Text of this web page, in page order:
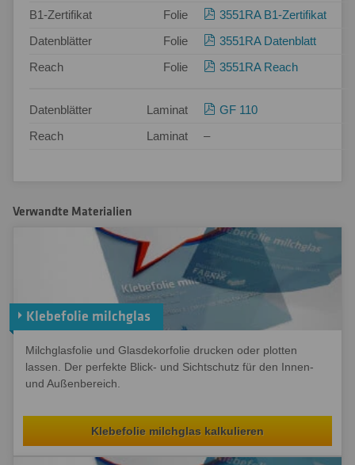
B1-Zertifikat
Folie
3551RA B1-Zertifikat
Datenblätter
Folie
3551RA Datenblatt
Reach
Folie 3551RA Reach
Datenblätter Laminat
GF 110
Reach
Laminat –
Verwandte Materialien
Klebefolie milchglas
Milchglasfolie und Glasdekorfolie drucken oder plotten
lassen. Der perfekte Blick- und Sichtschutz für den Innen-
und Außenbereich.
Klebefolie milchglas kalkulieren